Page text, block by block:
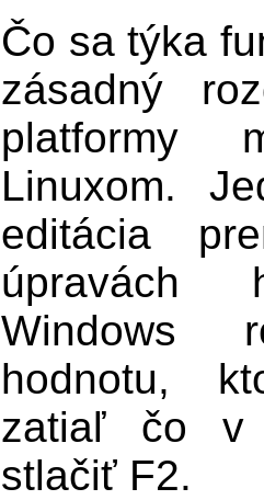
Čo sa týka
zásadný
platformy
Linuxom.
editácia
úpravách
Windows
hodnotu,
zatiaľ čo v
stlačiť F2.